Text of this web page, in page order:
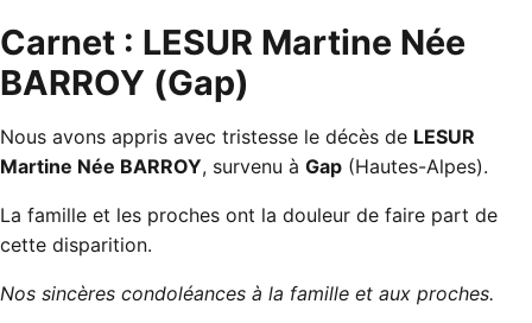
Carnet : LESUR Martine Née
BARROY (Gap)
Nous avons appris avec tristesse le décès de LESUR
Martine Née BARROY, survenu à Gap (Hautes-Alpes).
La famille et les proches ont la douleur de faire part de
cette disparition.
Nos sincères condoléances à la famille et aux proches.